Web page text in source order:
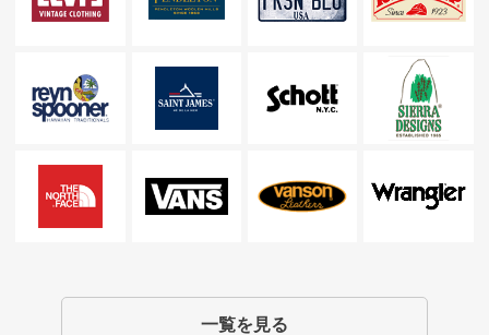
一覧を見る